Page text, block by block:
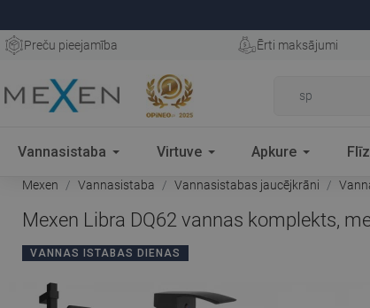
Preču pieejamība Ērti maksājumi
Vannasistaba Virtuve Apkure
Mexen Vannasistaba Vannasistabas jaucējkrāni
Mexen Libra DQ62 vannas komplekts,
VANNAS ISTABAS DIENAS